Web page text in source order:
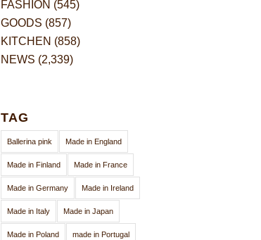
FASHION (545)
GOODS (857)
KITCHEN (858)
NEWS (2,339)
TAG
Ballerina pink Made in England
Made in Finland Made in France
Made in Germany Made in Ireland
Made in Italy Made in Japan
Made in Poland made in Portugal